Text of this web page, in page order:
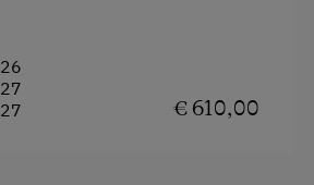
auf sehr gut
über den rustikalen Haflinger
ist für jeden das richtige
unseren Shetlandponies Otto,
€ 610,00